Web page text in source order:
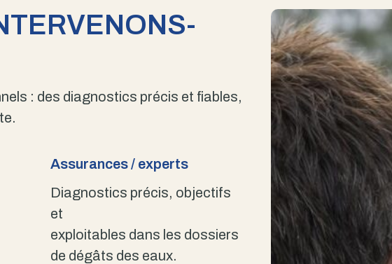
: des diagnostics précis et fiables,
Assurances / experts
Diagnostics précis, objectifs
et
exploitables dans les dossiers
de dégâts des eaux.